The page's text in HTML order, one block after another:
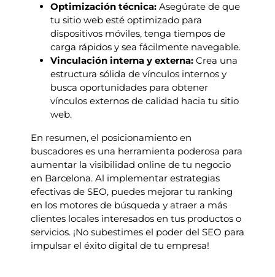
Optimización técnica: Asegúrate de que
tu sitio web esté optimizado para
dispositivos móviles, tenga tiempos de
carga rápidos y sea fácilmente navegable.
Vinculación interna y externa: Crea una
estructura sólida de vínculos internos y
busca oportunidades para obtener
vínculos externos de calidad hacia tu sitio
web.
En resumen, el posicionamiento en
buscadores es una herramienta poderosa para
aumentar la visibilidad online de tu negocio
en Barcelona. Al implementar estrategias
efectivas de SEO, puedes mejorar tu ranking
en los motores de búsqueda y atraer a más
clientes locales interesados en tus productos o
servicios. ¡No subestimes el poder del SEO para
impulsar el éxito digital de tu empresa!